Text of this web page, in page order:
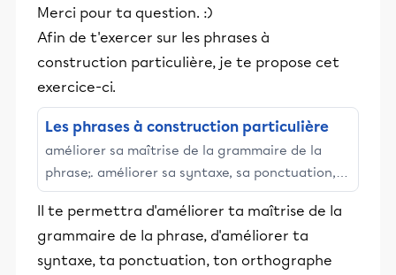
Merci pour ta question. :)
Afin de t'exercer sur les phrases à
construction particulière, je te propose cet
exercice-ci.
Les phrases à construction particulière
améliorer sa maîtrise de la grammaire de la
phrase;. améliorer sa syntaxe, sa ponctuation,
son orthographe lexicale et grammaticale;.
augmenter sa capacité ...
Il te permettra d'améliorer ta maîtrise de la
grammaire de la phrase, d'améliorer ta
syntaxe, ta ponctuation, ton orthographe